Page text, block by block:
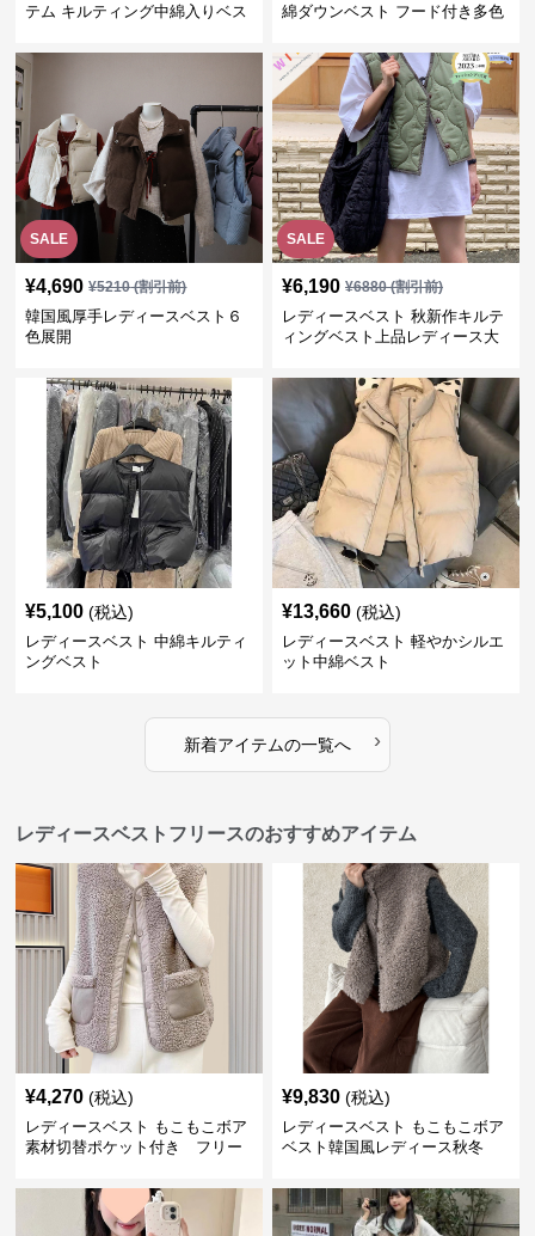
テム キルティング中綿入りベス
綿ダウンベスト フード付き多色
SALE
¥4,690 ¥5210(割引前)
韓国風厚手レディースベスト６
色展開
SALE
¥6,190 ¥6880(割引前)
レディースベスト 秋新作キルテ
ィングベスト上品レディース大
¥5,100 (税込)
レディースベスト 中綿キルティ
ングベスト
¥13,660 (税込)
レディースベスト 軽やかシルエ
ット中綿ベスト
新着アイテムの一覧へ ›
レディースベストフリースのおすすめアイテム
¥4,270 (税込)
レディースベスト もこもこボア
素材切替ポケット付き フリー
¥9,830 (税込)
レディースベスト もこもこボア
ベスト韓国風レディース秋冬